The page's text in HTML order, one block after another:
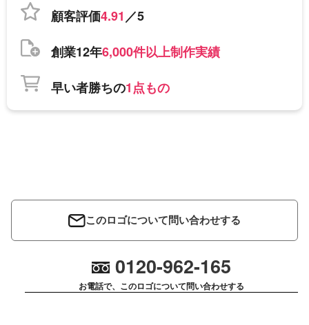
顧客評価4.91／5
創業12年6,000件以上制作実績
早い者勝ちの1点もの
このロゴについて問い合わせする
0120-962-165
お電話で、このロゴについて問い合わせする